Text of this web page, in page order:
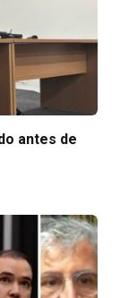
antes de